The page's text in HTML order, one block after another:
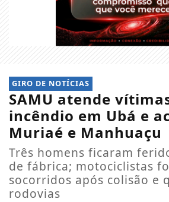
GIRO DE NOTÍCIAS
SAMU atende
incêndio em Ubá e
Muriaé e Manhuaçu
Três homens ficaram
de fábrica; motociclistas
socorridos após colisão e
rodovias